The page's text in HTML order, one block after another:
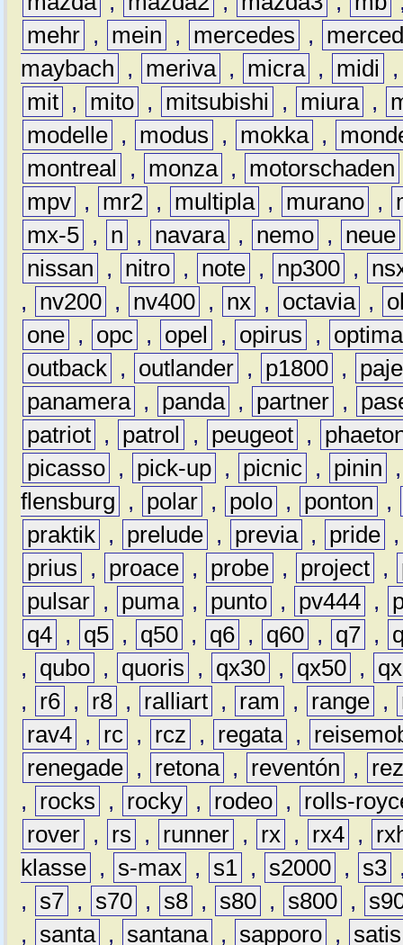
mehr , mein , mercedes ,
maybach
, meriva , micra , midi
mit , mito , mitsubishi , miura ,
modelle , modus , mokka ,
montreal
, monza , motorschaden
mpv , mr2 , multipla , murano ,
mx-5 , n , navara , nemo , neue
nissan
, nitro , note , np300 ,
,
nv200 , nv400 , nx , octavia ,
one , opc , opel , opirus ,
optima
outback , outlander , p1800 ,
panamera , panda , partner ,
patriot , patrol , peugeot ,
picasso , pick-up , picnic , pinin
flensburg
, polar , polo , ponton
,
praktik , prelude , previa , pride
prius
, proace , probe , project ,
pulsar , puma , punto , pv444 ,
q4 , q5 , q50 , q6 , q60 , q7 ,
,
qubo , quoris , qx30 , qx50 ,
,
r6 , r8 , ralliart , ram , range ,
rav4 , rc , rcz , regata ,
renegade , retona , reventón ,
,
rocks , rocky , rodeo ,
rolls-
rover , rs , runner , rx , rx4 ,
klasse , s-max , s1 , s2000 , s3
,
s7 , s70 , s8 , s80 , s800 ,
,
santa , santana , sapporo ,
satis